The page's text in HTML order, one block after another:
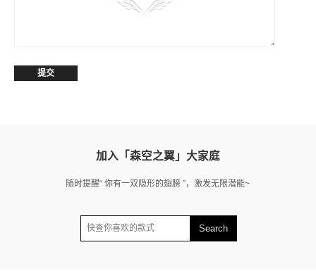
加入「森空之翼」大家庭
随时提醒“ 你有一双隐形的翅膀 ”，激发无限潜能~
Search